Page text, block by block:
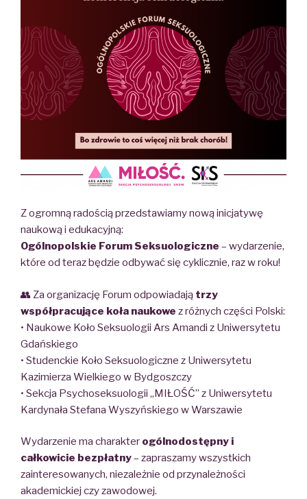
Z ogromną radością przedstawiamy nową inicjatywę
naukową i edukacyjną:
Ogólnopolskie Forum Seksuologiczne – wydarzenie,
które od teraz będzie odbywać się cyklicznie, raz w roku!
👥 Za organizację Forum odpowiadają trzy
współpracujące koła naukowe z różnych części Polski:
• Naukowe Koło Seksuologii Ars Amandi z Uniwersytetu
Gdańskiego
• Studenckie Koło Seksuologiczne z Uniwersytetu
Kazimierza Wielkiego w Bydgoszczy
• Sekcja Psychoseksuologii „MIŁOŚĆ” z Uniwersytetu
Kardynała Stefana Wyszyńskiego w Warszawie
Wydarzenie ma charakter ogólnodostępny i
całkowicie bezpłatny– zapraszamy wszystkich
zainteresowanych, niezależnie od przynależności
akademickiej czy zawodowej.